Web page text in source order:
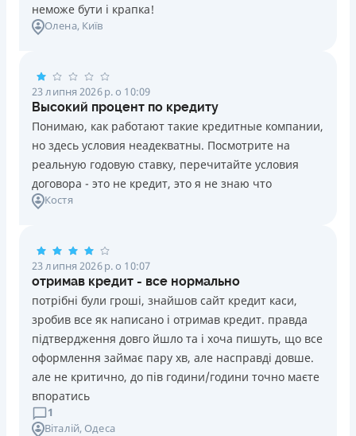
неможе бути і крапка!
Олена, Київ
23 липня 2026 р. о 10:09
Высокий процент по кредиту
Понимаю, как работают такие кредитные компании,
но здесь условия неадекватны. Посмотрите на
реальную годовую ставку, перечитайте условия
договора - это не кредит, это я не знаю что
Костя
23 липня 2026 р. о 10:07
отримав кредит - все нормально
потрібні були гроші, знайшов сайт кредит каси,
зробив все як написано і отримав кредит. правда
підтвердження довго йшло та і хоча пишуть, що все
оформлення займає пару хв, але насправді довше.
але не критично, до пів години/години точно маєте
впоратись
1
Віталій, Одеса